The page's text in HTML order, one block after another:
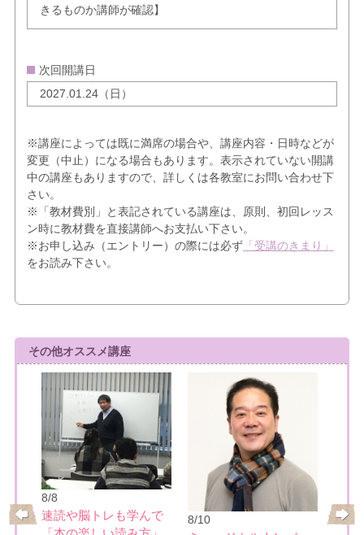
きるものか講師が確認】
次回開講日
2027.01.24（日）
※講座によっては既に満席の場合や、講座内容・日時などが
変更（中止）になる場合もあります。表示されていない開講
中の講座もありますので、詳しくは各教室にお問い合わせ下
さい。
※「教材費別」と表記されている講座は、原則、初回レッス
ン時に教材費を直接講師へお支払い下さい。
※お申し込み（エントリー）の際には必ず「受講のきまり」
をお読み下さい。
その他オススメ講座
ぐ
8/8
速読や脳トレも学んで
8/10
8/12
色の